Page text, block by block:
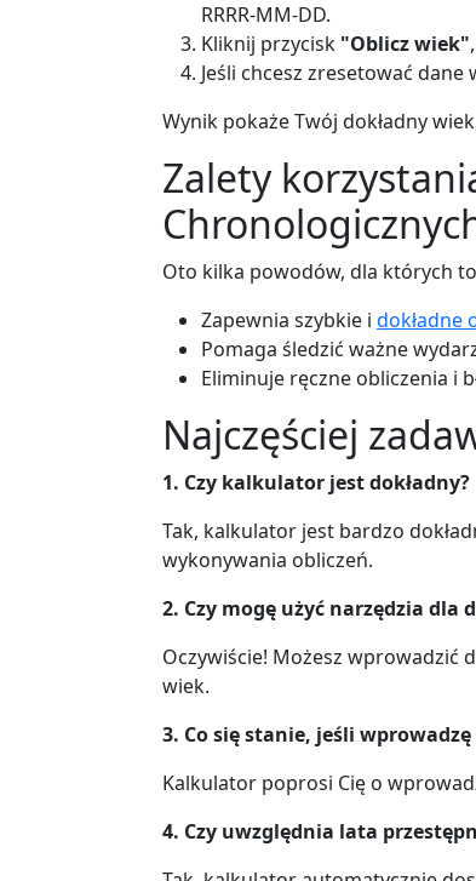
RRRR-MM-DD.
Kliknij przycisk "Oblicz wiek"
Jeśli chcesz zresetować
Wynik pokaże Twój dokładny
Zalety
Oto kilka powodów, dla których
Zapewnia szybkie i dokładne
Pomaga śledzić ważne
Eliminuje ręczne obliczenia i
Najczęściej
1. Czy kalkulator jest dokładny?
Tak, kalkulator jest bardzo
wykonywania obliczeń.
2. Czy mogę użyć narzędzia dla
Oczywiście! Możesz wprowadzić
wiek.
3. Co się stanie, jeśli
Kalkulator poprosi Cię o
4. Czy uwzględnia lata